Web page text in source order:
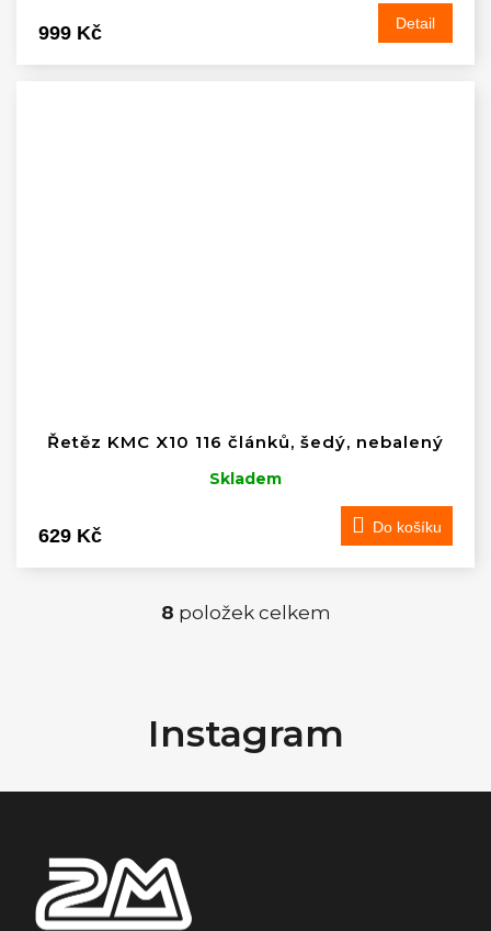
999 Kč Detail
Řetěz KMC X10 116 článků, šedý, nebalený
Skladem
629 Kč Do košíku
O
á
d
8 položek celkem
t
Instagram